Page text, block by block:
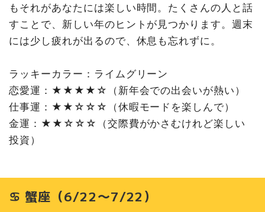
もそれがあなたには楽しい時間。たくさんの人と話
すことで、新しい年のヒントが見つかります。週末
には少し疲れが出るので、休息も忘れずに。
ラッキーカラー：ライムグリーン
恋愛運：★★★★☆（新年会での出会いが熱い）
仕事運：★★☆☆☆（休暇モードを楽しんで）
金運：★★☆☆☆（交際費がかさむけれど楽しい
投資）
♋ 蟹座（6/22〜7/22）